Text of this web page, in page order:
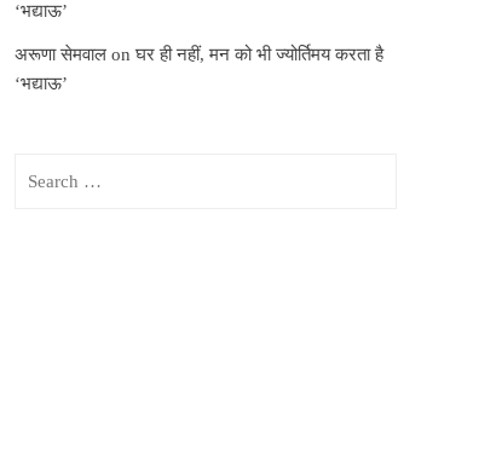
‘भद्याऊ’
अरूणा सेमवाल onघर ही नहीं, मन को भी ज्योर्तिमय करता है
‘भद्याऊ’